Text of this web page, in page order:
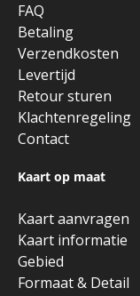
FAQ
Betaling
Verzendkosten
Levertijd
Retour sturen
Klachtenregeling
Contact
Kaart op maat
Kaart aanvragen
Kaart informatie
Gebied
Formaat & Detail